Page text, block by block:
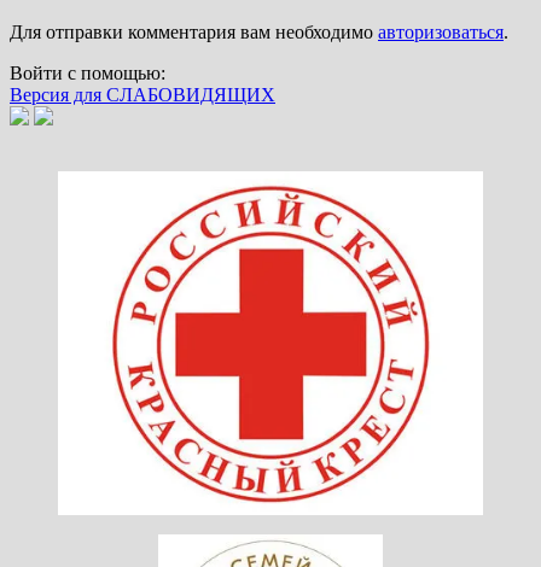
Для отправки комментария вам необходимо авторизоваться.
Войти с помощью:
Версия для СЛАБОВИДЯЩИХ